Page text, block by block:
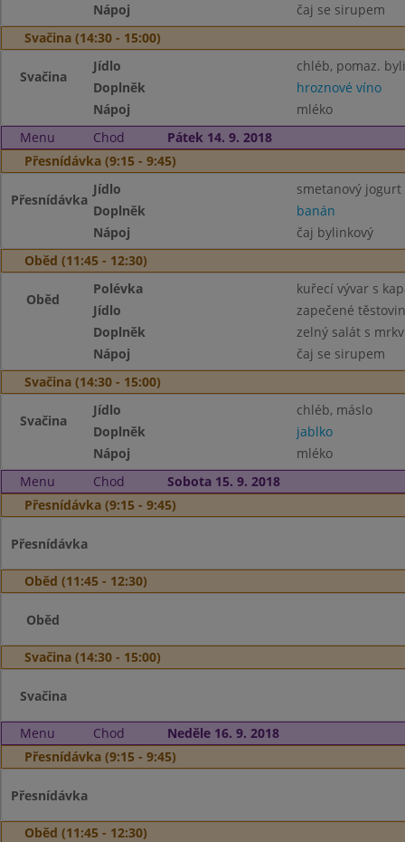
Nápoj
čaj se sirupem
Svačina (14:30 - 15:00)
Svačina
Jídlo
chléb, pomaz.
Doplněk
hroznové víno
Nápoj
mléko
Menu
Chod
Pátek 14. 9. 2018
Přesnídávka (9:15 - 9:45)
Přesnídávka
Jídlo
smetanový
Doplněk
banán
Nápoj
čaj bylinkový
Oběd (11:45 - 12:30)
Oběd
Polévka
kuřecí vývar s
Jídlo
zapečené
Doplněk
zelný salát s
Nápoj
čaj se sirupem
Svačina (14:30 - 15:00)
Svačina
Jídlo
chléb, máslo
Doplněk
jablko
Nápoj
mléko
Menu
Chod
Sobota 15. 9. 2018
Přesnídávka (9:15 - 9:45)
Přesnídávka
Oběd (11:45 - 12:30)
Oběd
Svačina (14:30 - 15:00)
Svačina
Menu Chod
Neděle 16. 9. 2018
Přesnídávka (9:15 - 9:45)
Přesnídávka
Oběd (11:45 - 12:30)